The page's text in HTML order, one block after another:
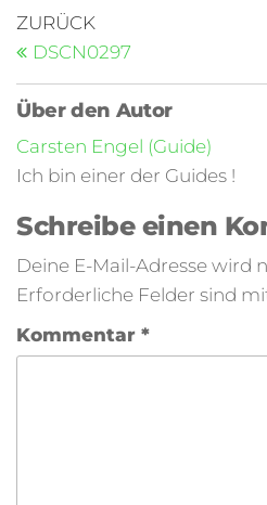
ZURÜCK
DSCN0297
Über den Autor
Carsten Engel (Guide)
Ich bin einer der Guides !
Schreibe einen
Deine E-Mail-Adresse wird
Erforderliche Felder sind
Kommentar *